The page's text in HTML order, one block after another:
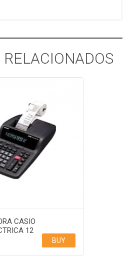
RELACIONADOS
CASIO
12
BUY